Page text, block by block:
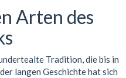
Arten des
Tradition, die bis in
langen Geschichte hat sich